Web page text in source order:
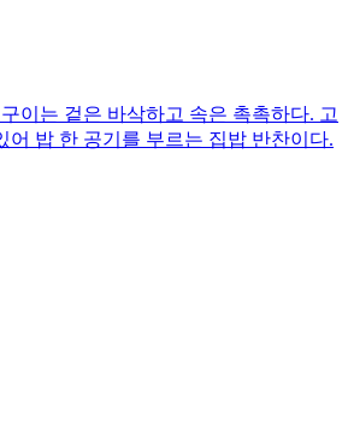
이는 겉은 바삭하고 속은 촉촉하다. 고
어 밥 한 공기를 부르는 집밥 반찬이다.